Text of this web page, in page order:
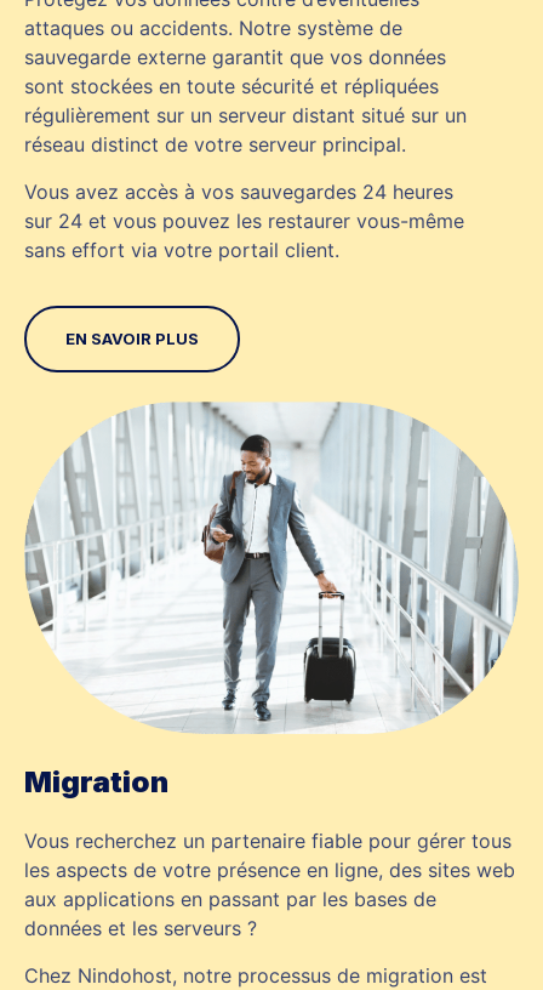
attaques ou accidents. Notre système de
sauvegarde externe garantit que vos données
sont stockées en toute sécurité et répliquées
régulièrement sur un serveur distant situé sur un
réseau distinct de votre serveur principal.
Vous avez accès à vos sauvegardes 24 heures
sur 24 et vous pouvez les restaurer vous-même
sans effort via votre portail client.
EN SAVOIR PLUS
Migration
Vous recherchez un partenaire fiable pour gérer tous
les aspects de votre présence en ligne, des sites web
aux applications en passant par les bases de
données et les serveurs ?
Chez Nindohost, notre processus de migration est